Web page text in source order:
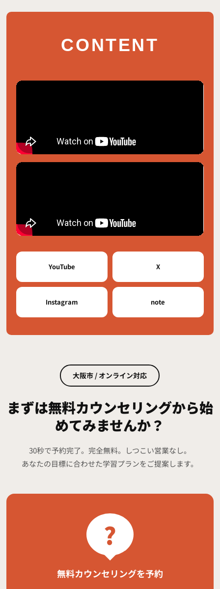
CONTENT
YouTube X
Instagram note
大阪市 / オンライン対応
まずは無料カウンセリングから始
めてみませんか？
30秒で予約完了。完全無料。しつこい営業なし。
あなたの目標に合わせた学習プランをご提案します。
?
無料カウンセリングを予約